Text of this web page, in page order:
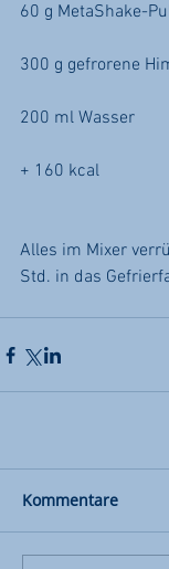
60 g MetaShake-
300 g gefrorene
200 ml Wasser
+ 160 kcal
Alles im Mixer
Std. in das
Kommentare